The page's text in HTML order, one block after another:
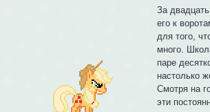
За
его к
для того,
много.
паре
настолько
Смотря на
эти